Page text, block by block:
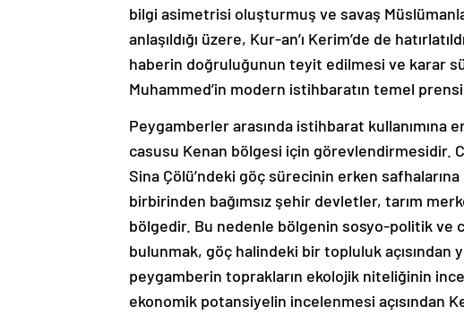
bilgi asimetrisi oluşturmuş ve savaş
anlaşıldığı üzere, Kur-an’ı Kerim’de de
haberin doğruluğunun teyit edilmesi ve karar
Muhammed’in modern istihbaratın temel
Peygamberler arasında istihbarat kullanımına
casusu Kenan bölgesi için görevlendirmesidir.
Sina Çölü’ndeki göç sürecinin erken
birbirinden bağımsız şehir devletler, tarım
bölgedir. Bu nedenle bölgenin sosyo-politik ve
bulunmak, göç halindeki bir topluluk açısından
peygamberin toprakların ekolojik niteliğinin
ekonomik potansiyelin incelenmesi açısından